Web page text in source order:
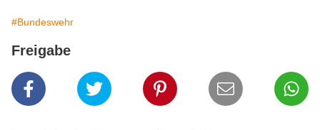
#Bundeswehr
Freigabe